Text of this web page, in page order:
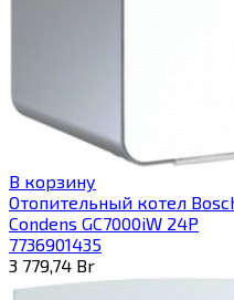
В корзину
Отопительный котел
Condens GC7000iW 24P
7736901435
3 779,74 Br